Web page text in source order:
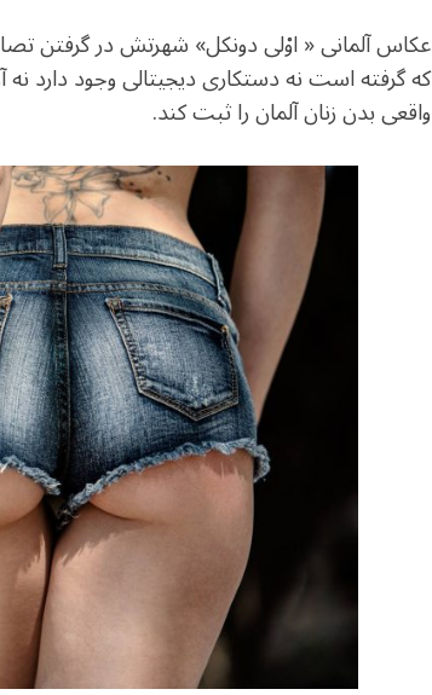
عکاس آلمانی « اوْلی دونکل» شهرتش در گرفتن
که گرفته است نه دستکاری دیجیتالی وجود دارد
واقعی بدن زنان آلمان را ثبت کند.